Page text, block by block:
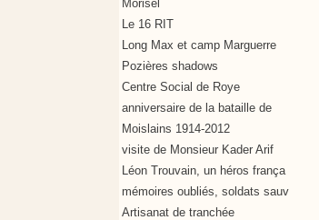
Morisel
Le 16 RIT
Long Max et camp Marguerre
Pozières shadows
Centre Social de Roye
anniversaire de la bataille de
Moislains 1914-2012
visite de Monsieur Kader Arif
Léon Trouvain, un héros frança
mémoires oubliés, soldats sauv
Artisanat de tranchée